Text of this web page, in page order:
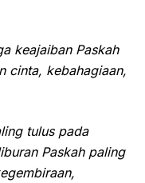
keajaiban Paskah
cinta, kebahagiaan,
tulus pada
Paskah paling